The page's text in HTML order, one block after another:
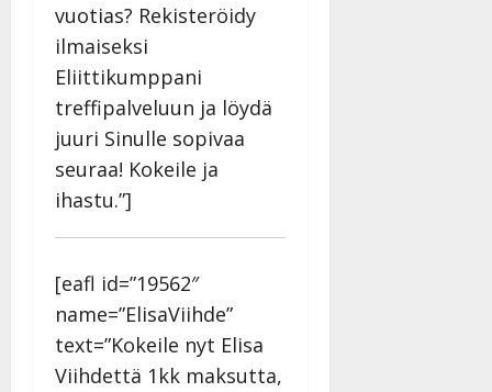
vuotias? Rekisteröidy
ilmaiseksi
Eliittikumppani
treffipalveluun ja löydä
juuri Sinulle sopivaa
seuraa! Kokeile ja
ihastu.”]
[eafl id=”19562″
name=”ElisaViihde”
text=”Kokeile nyt Elisa
Viihdettä 1kk maksutta,